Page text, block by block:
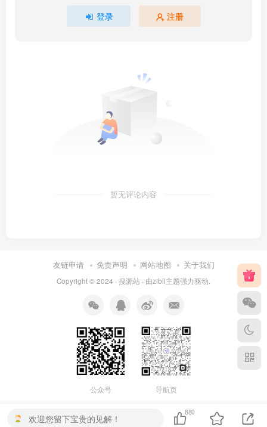
登录 注册
暂无评论内容
友链申请 免责声明 网站地图 关于我们
Copyright © 2024 · 搜源站 · 由zibll主题强力驱动.
公众号 导航页
欢迎您留下宝贵的见解！
880